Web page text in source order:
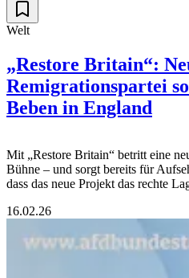
Welt
„Restore Britain“:
Remigrationspartei
Beben in England
Mit „Restore Britain“ betritt eine
Bühne – und sorgt bereits für
dass das neue Projekt das rechte
16.02.26